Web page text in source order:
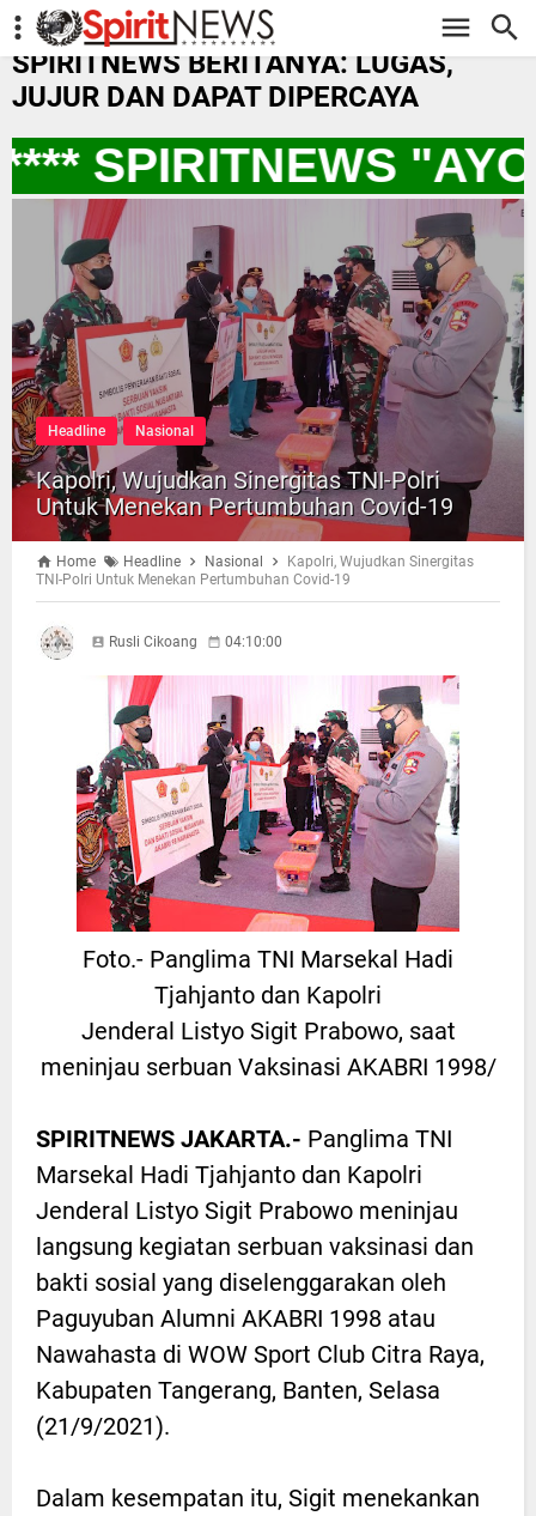
-->
SPIRITNEWS BERITANYA: LUGAS,
JUJUR DAN DAPAT DIPERCAYA
SPIRITNEWS "AYO
Headline Nasional
Kapolri, Wujudkan Sinergitas TNI-Polri
Untuk Menekan Pertumbuhan Covid-19
Home Headline Nasional
Kapolri, Wujudkan Sinergitas
TNI-Polri Untuk Menekan Pertumbuhan Covid-19
Rusli Cikoang 04:10:00
Foto.- Panglima TNI Marsekal Hadi
Tjahjanto dan Kapolri
Jenderal Listyo Sigit Prabowo, saat
meninjau serbuan Vaksinasi AKABRI 1998/
SPIRITNEWS JAKARTA.- Panglima TNI
Marsekal Hadi Tjahjanto dan Kapolri
Jenderal Listyo Sigit Prabowo meninjau
langsung kegiatan serbuan vaksinasi dan
bakti sosial yang diselenggarakan oleh
Paguyuban Alumni AKABRI 1998 atau
Nawahasta di WOW Sport Club Citra Raya,
Kabupaten Tangerang, Banten, Selasa
(21/9/2021).
Dalam kesempatan itu, Sigit menekankan